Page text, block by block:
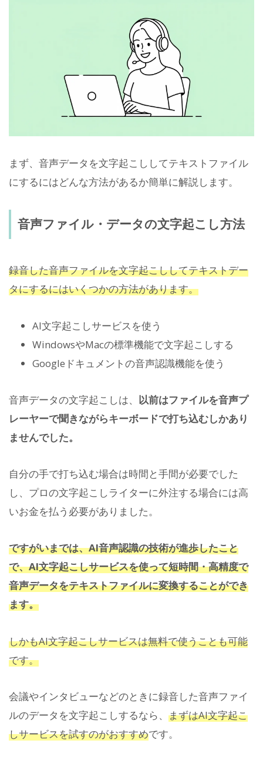
まず、音声データを文字起こししてテキストファイル
にするにはどんな方法があるか簡単に解説します。
音声ファイル・データの文字起こし方法
録音した音声ファイルを文字起こししてテキストデー
タにするにはいくつかの方法があります。
AI文字起こしサービスを使う
WindowsやMacの標準機能で文字起こしする
Googleドキュメントの音声認識機能を使う
音声データの文字起こしは、 以前はファイルを音声プ
レーヤーで聞きながらキーボードで打ち込むしかあり
ませんでした。
自分の手で打ち込む場合は時間と手間が必要でした
し、プロの文字起こしライターに外注する場合には高
いお金を払う必要がありました。
ですがいまでは、AI音声認識の技術が進歩したこと
で、AI文字起こしサービスを使って短時間・高精度で
音声データをテキストファイルに変換することができ
ます。
しかもAI文字起こしサービスは無料で使うことも可能
です。
会議やインタビューなどのときに録音した音声ファイ
ルのデータを文字起こしするなら、 まずはAI文字起こ
しサービスを試すのがおすすめです。